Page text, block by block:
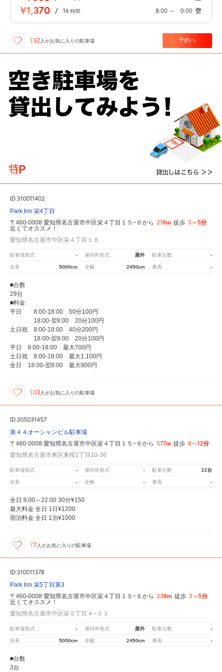
¥1,370 / 16 時間 8:00 ～ 0:00 空
192 人がお気に入りの駐車場 予約へ
ID:310011402
Park Inn 栄4丁目
〒460-0008 愛知県名古屋市中区栄４丁目１５−６から 218m 徒歩 3～5分
近くてオススメ！
愛知県名古屋市中区栄４丁目１８
駐車場形式 - 屋内外形式 屋外 駐車台数 -
全長 5000cm 全幅 2450cm 車高 -
■台数
29台
■料金
平日 8:00-18:00 50分100円
18:00-翌8:00 20分100円
土日祝 8:00-18:00 40分200円
18:00-翌8:00 20分100円
平日 8:00-18:00 最大700円
土日祝 8:00-18:00 最大1,100円
全日 18:00-翌8:00 最大900円
103 人がお気に入りの駐車場
ID:305031457
第４４オーシャンビル駐車場
〒460-0008 愛知県名古屋市中区栄４丁目１５−６から 577m 徒歩 8～12分
愛知県名古屋市東区東桜1丁目10-36
駐車場形式 - 屋内外形式 - 駐車台数 22台
全長 - 全幅 - 車高 -
全日 8:00～22:00 30分¥150
最大料金 全日 1日¥1200
宿泊料金 全日 1泊¥1000
77 人がお気に入りの駐車場
ID:310011378
Park Inn 栄5丁目第3
〒460-0008 愛知県名古屋市中区栄４丁目１５−６から 238m 徒歩 3～5分
近くてオススメ！
愛知県名古屋市中区栄５丁目４−３３
駐車場形式 - 屋内外形式 屋外 駐車台数 -
全長 5000cm 全幅 2450cm 車高 -
■台数
3台